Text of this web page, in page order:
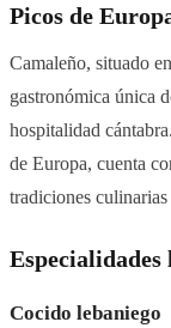
Picos de
Camaleño, situado
gastronómica única
hospitalidad
de Europa, cuenta
tradiciones
Cocido lebaniego